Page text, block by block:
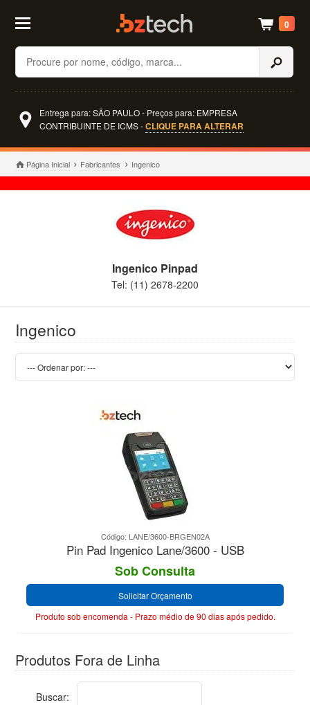
Buscar
0
Entrega para: SÃO PAULO - Preços para: EMPRESA
CONTRIBUINTE DE ICMS -CLIQUE PARA ALTERAR
Página Inicial Fabricantes Ingenico
Ingenico Pinpad
Tel: (11) 2678-2200
Ingenico
Código: LANE/3600-BRGEN02A
Pin Pad Ingenico Lane/3600 - USB
Sob Consulta
Solicitar Orçamento
Produto sob encomenda - Prazo médio de 90 dias após pedido.
Produtos Fora de Linha
Buscar: